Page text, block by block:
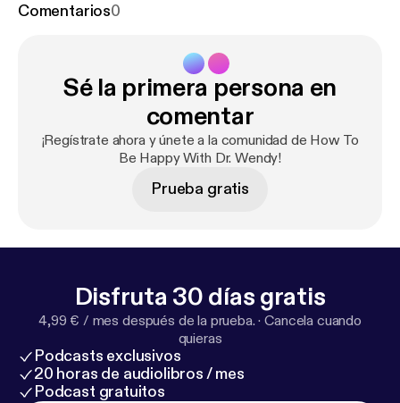
Comentarios0
Sé la primera persona en
comentar
¡Regístrate ahora y únete a la comunidad de How To
Be Happy With Dr. Wendy!
Prueba gratis
Disfruta 30 días gratis
4,99 € / mes después de la prueba. ·Cancela cuando
quieras
Podcasts exclusivos
20 horas de audiolibros / mes
Podcast gratuitos